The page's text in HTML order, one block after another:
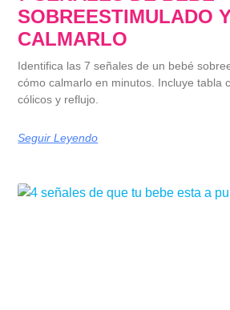
SOBREESTIMULADO
CALMARLO
Identifica las 7 señales de un bebé
cómo calmarlo en minutos. Incluye tabla
cólicos y reflujo.
Seguir Leyendo